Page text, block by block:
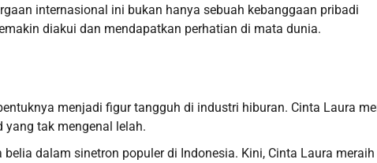
internasional ini bukan hanya sebuah kebanggaan pribadi
diakui dan mendapatkan perhatian di mata dunia.
menjadi figur tangguh di industri hiburan. Cinta Laura
yang tak mengenal lelah.
dalam sinetron populer di Indonesia. Kini, Cinta Laura meraih